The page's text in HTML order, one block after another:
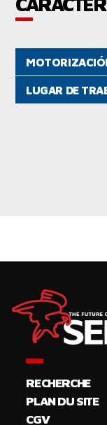
RECHERCHE
PLAN DU SITE
CGV